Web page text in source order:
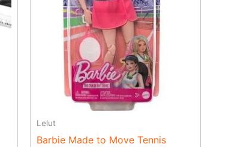
Lelut
Barbie Made to Move Tennis